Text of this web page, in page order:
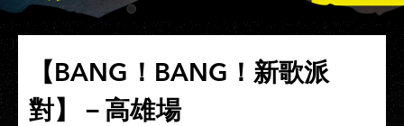
【BANG！BANG！新歌派
對】－高雄場